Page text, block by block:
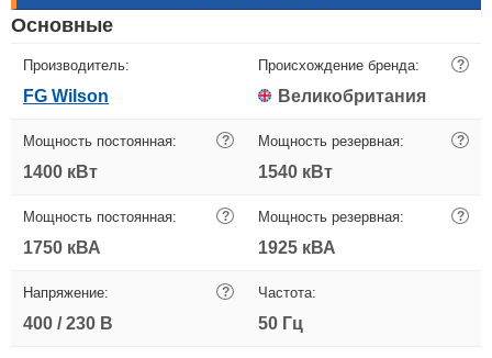
Основные
Производитель:
FG Wilson
Происхождение бренда: ?
Великобритания
Мощность постоянная: ?
1400 кВт
Мощность резервная: ?
1540 кВт
Мощность постоянная: ?
1750 кВА
Мощность резервная: ?
1925 кВА
Напряжение: ?
400 / 230 В
Частота:
50 Гц